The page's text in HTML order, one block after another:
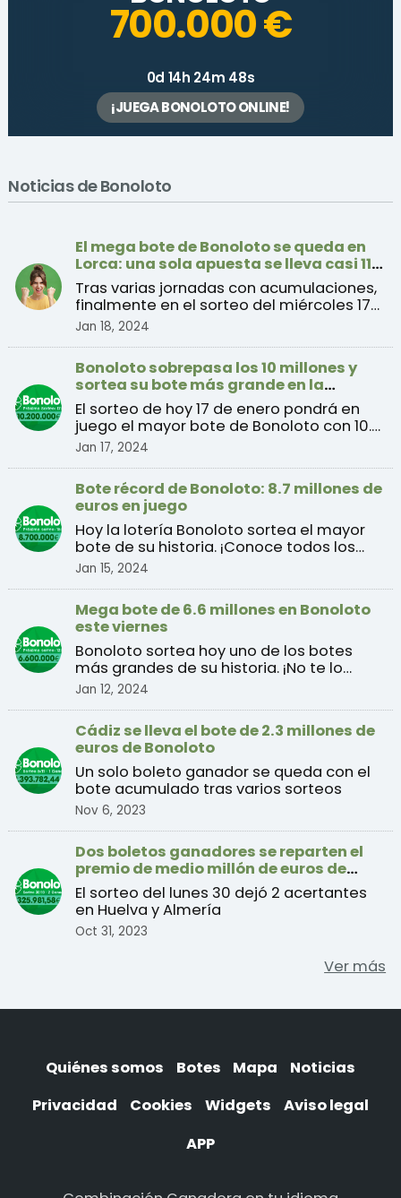
700.000 €
0d 14h 24m 48s
¡JUEGA BONOLOTO ONLINE!
Noticias de Bonoloto
El mega bote de Bonoloto se queda en
Lorca: una sola apuesta se lleva casi 11
millones de euros
Tras varias jornadas con acumulaciones,
finalmente en el sorteo del miércoles 17
de enero se rep ...
Jan 18, 2024
Bonoloto sobrepasa los 10 millones y
sortea su bote más grande en la
historia
El sorteo de hoy 17 de enero pondrá en
juego el mayor bote de Bonoloto con 10.2
millones de euro ...
Jan 17, 2024
Bote récord de Bonoloto: 8.7 millones de
euros en juego
Hoy la lotería Bonoloto sortea el mayor
bote de su historia. ¡Conoce todos los
detalles!
Jan 15, 2024
Mega bote de 6.6 millones en Bonoloto
este viernes
Bonoloto sortea hoy uno de los botes
más grandes de su historia. ¡No te lo
pierdas!
Jan 12, 2024
Cádiz se lleva el bote de 2.3 millones de
euros de Bonoloto
Un solo boleto ganador se queda con el
bote acumulado tras varios sorteos
Nov 6, 2023
Dos boletos ganadores se reparten el
premio de medio millón de euros de
Bonoloto
El sorteo del lunes 30 dejó 2 acertantes
en Huelva y Almería
Oct 31, 2023
Ver más
Quiénes somos Botes Mapa
Noticias
Privacidad
Cookies Widgets
Aviso legal
APP